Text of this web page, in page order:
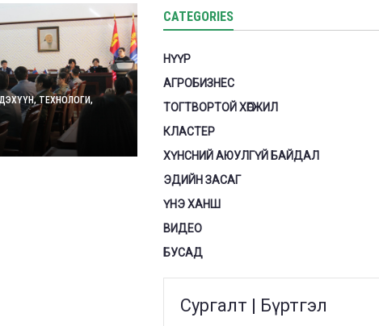
ТЕХНОЛОГИ,
CATEGORIES
НҮҮР
АГРОБИЗНЕС
ТОГТВОРТОЙ ХӨГЖИЛ
КЛАСТЕР
ХҮНСНИЙ АЮУЛГҮЙ БАЙДАЛ
ЭДИЙН ЗАСАГ
ҮНЭ ХАНШ
ВИДЕО
БУСАД
Сургалт | Бүртгэл